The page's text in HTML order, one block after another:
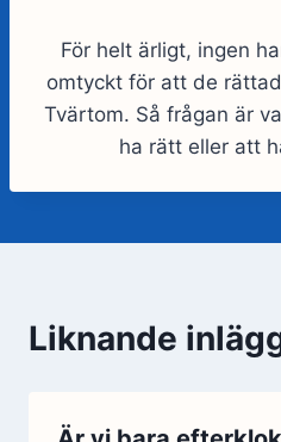
För helt ärligt, ingen
omtyckt för att de
Tvärtom. Så frågan är
ha rätt eller att
Liknande